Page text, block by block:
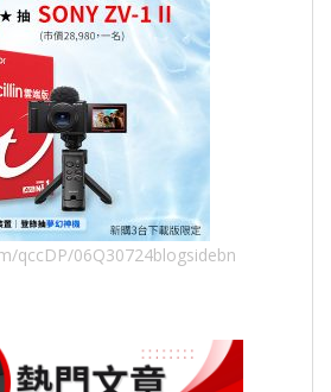
qccDP/06Q30724blogsidebn